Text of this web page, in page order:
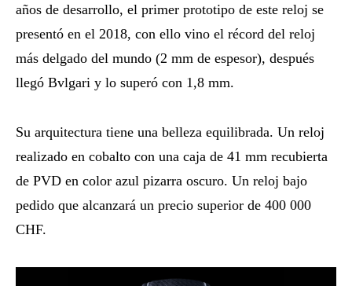
años de desarrollo, el primer prototipo de este reloj se
presentó en el 2018, con ello vino el récord del reloj
más delgado del mundo (2 mm de espesor), después
llegó Bvlgari y lo superó con 1,8 mm.
Su arquitectura tiene una belleza equilibrada. Un reloj
realizado en cobalto con una caja de 41 mm recubierta
de PVD en color azul pizarra oscuro. Un reloj bajo
pedido que alcanzará un precio superior de 400 000
CHF.